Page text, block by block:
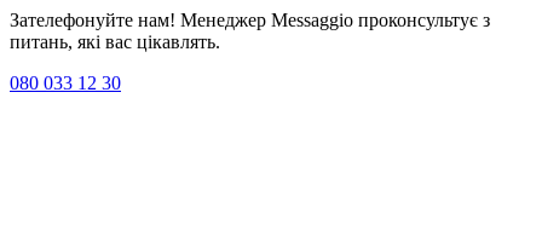
Зателефонуйте нам! Менеджер Messaggio проконсультує з
питань, які вас цікавлять.
080 033 12 30